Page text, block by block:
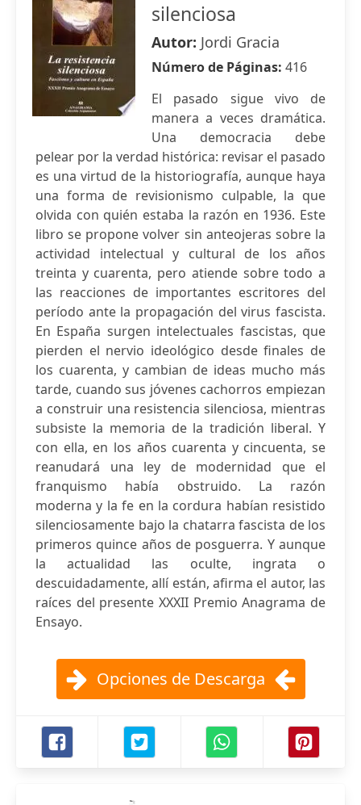
silenciosa
Autor: Jordi Gracia
Número de Páginas: 416
El pasado sigue vivo de
manera a veces dramática.
Una democracia debe
pelear por la verdad histórica: revisar el pasado
es una virtud de la historiografía, aunque haya
una forma de revisionismo culpable, la que
olvida con quién estaba la razón en 1936. Este
libro se propone volver sin anteojeras sobre la
actividad intelectual y cultural de los años
treinta y cuarenta, pero atiende sobre todo a
las reacciones de importantes escritores del
período ante la propagación del virus fascista.
En España surgen intelectuales fascistas, que
pierden el nervio ideológico desde finales de
los cuarenta, y cambian de ideas mucho más
tarde, cuando sus jóvenes cachorros empiezan
a construir una resistencia silenciosa, mientras
subsiste la memoria de la tradición liberal. Y
con ella, en los años cuarenta y cincuenta, se
reanudará una ley de modernidad que el
franquismo había obstruido. La razón
moderna y la fe en la cordura habían resistido
silenciosamente bajo la chatarra fascista de los
primeros quince años de posguerra. Y aunque
la actualidad las oculte, ingrata o
descuidadamente, allí están, afirma el autor, las
raíces del presente XXXII Premio Anagrama de
Ensayo.
Opciones de Descarga